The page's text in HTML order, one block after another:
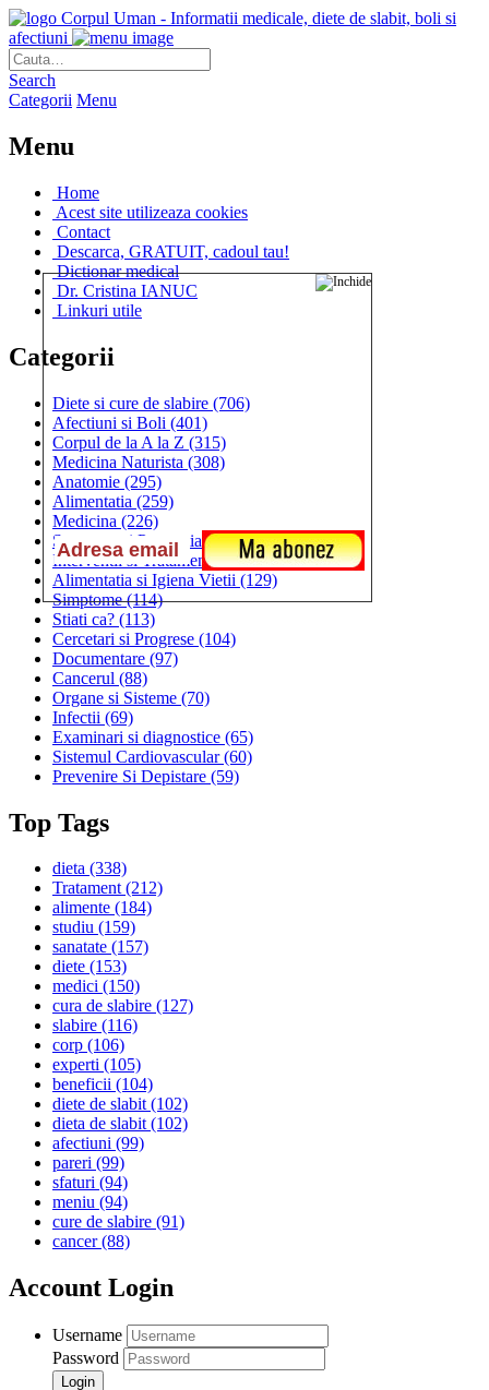
Corpul Uman - Informatii medicale, diete de slabit, boli si
afectiuni
Search
Categorii Menu
Menu
Home
Acest site utilizeaza cookies
Contact
Descarca, GRATUIT, cadoul tau!
Dictionar medical
Dr. Cristina IANUC
Linkuri utile
Categorii
Diete si cure de slabire (706)
Afectiuni si Boli (401)
Corpul de la A la Z (315)
Medicina Naturista (308)
Anatomie (295)
Alimentatia (259)
Medicina (226)
Sanatatea si Preventia(170)
Interventii si Tratamente(167)
Alimentatia si Igiena Vietii (129)
Simptome(114)
Stiati ca? (113)
Cercetari si Progrese (104)
Documentare (97)
Cancerul (88)
Organe si Sisteme (70)
Infectii (69)
Examinari si diagnostice (65)
Sistemul Cardiovascular(60)
Prevenire Si Depistare (59)
Top Tags
dieta (338)
Tratament(212)
alimente (184)
studiu (159)
sanatate (157)
diete (153)
medici (150)
cura de slabire (127)
slabire (116)
corp (106)
experti (105)
beneficii (104)
diete de slabit(102)
dieta de slabit(102)
afectiuni (99)
pareri (99)
sfaturi (94)
meniu (94)
cure de slabire (91)
cancer(88)
Account Login
Username
Password